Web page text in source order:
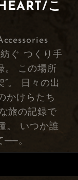
こ
ぐ つくり手
。 この場所
”。 日々の出
かけらたち
旅の記録で
。 いつか誰
──。